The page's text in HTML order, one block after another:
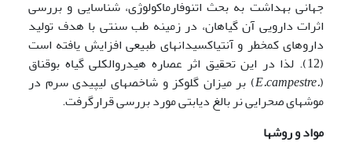
جهانی بهداشت به بحث اتنوفارماکولوژی، شناسایی و بررسی
اثرات دارویی آن گیاهان، در زمینه طب سنتی با هدف تولید
داروهای کم­خطر و آنتی­اکسیدان­های طبیعی افزایش یافته است
(12). لذا در این تحقیق
اثر عصاره هیدروالکلی گیاه بوقناق
(
.
E.campestre) بر میزان گلوکز و شاخص­های لیپیدی سرم در
موش­های صحرایی نر بالغ دیابتی مورد بررسی قرارگرفت.
مواد و روشها